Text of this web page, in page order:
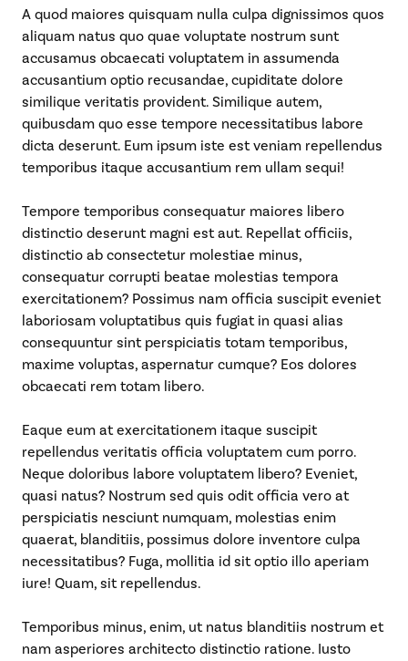
A quod maiores quisquam nulla culpa dignissimos quos
aliquam natus quo quae voluptate nostrum sunt
accusamus obcaecati voluptatem in assumenda
accusantium optio recusandae, cupiditate dolore
similique veritatis provident. Similique autem,
quibusdam quo esse tempore necessitatibus labore
dicta deserunt. Eum ipsum iste est veniam repellendus
temporibus itaque accusantium rem ullam sequi!
Tempore temporibus consequatur maiores libero
distinctio deserunt magni est aut. Repellat officiis,
distinctio ab consectetur molestiae minus,
consequatur corrupti beatae molestias tempora
exercitationem? Possimus nam officia suscipit eveniet
laboriosam voluptatibus quis fugiat in quasi alias
consequuntur sint perspiciatis totam temporibus,
maxime voluptas, aspernatur cumque? Eos dolores
obcaecati rem totam libero.
Eaque eum at exercitationem itaque suscipit
repellendus veritatis officia voluptatem cum porro.
Neque doloribus labore voluptatem libero? Eveniet,
quasi natus? Nostrum sed quis odit officia vero at
perspiciatis nesciunt numquam, molestias enim
quaerat, blanditiis, possimus dolore inventore culpa
necessitatibus? Fuga, mollitia id sit optio illo aperiam
iure! Quam, sit repellendus.
Temporibus minus, enim, ut natus blanditiis nostrum et
nam asperiores architecto distinctio ratione. Iusto